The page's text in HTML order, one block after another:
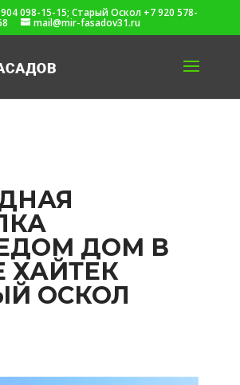
098-15-15; Старый Оскол +7 920 578-
mail@mir-fasadov31.ru
ДОМ В
ХАЙТЕК
ОСКОЛ